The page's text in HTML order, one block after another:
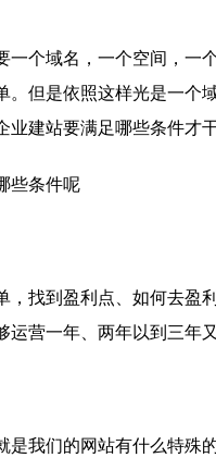
一个域名，一个空间，一
。但是依照这样光是一个
业建站要满足哪些条件才
些条件呢
，找到盈利点、如何去盈
运营一年、两年以到三年
是我们的网站有什么特殊